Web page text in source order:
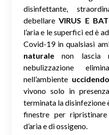
disinfettante,
debellareVIRUS E
l’aria e le superfici ed è
Covid-19 in qualsiasi
naturale non lascia
nebulizzazione
nell’ambiente
vivono solo in
terminata la disinfezione
finestre per
d’aria e di ossigeno.